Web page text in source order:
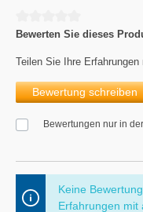
Bewerten Sie dieses
Teilen Sie Ihre
Bewertung schreiben
Bewertungen nur in
Keine
Erfahrungen mit